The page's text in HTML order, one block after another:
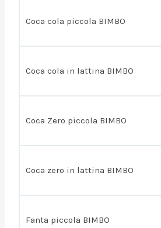
Coca cola piccola BIMBO
Coca cola in lattina BIMBO
Coca Zero piccola BIMBO
Coca zero in lattina BIMBO
Fanta piccola BIMBO